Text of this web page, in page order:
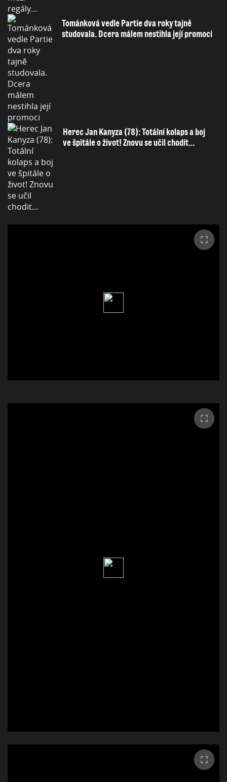
Tománková vedle Partie dva roky tajně
studovala. Dcera málem nestihla její promoci
Herec Jan Kanyza (78): Totální kolaps a boj
ve špitále o život! Znovu se učil chodit…